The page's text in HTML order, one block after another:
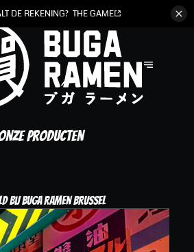
DE REKENING? THE GAME
producten
bij Buga Ramen Brussel